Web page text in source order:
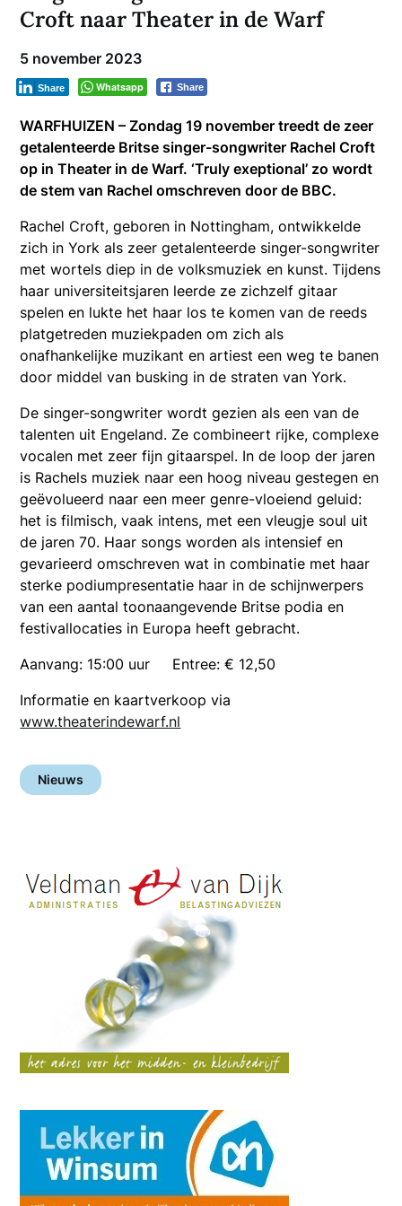
Croft naar Theater in de Warf
5 november 2023
Whatsapp Share
Share
WARFHUIZEN – Zondag 19 november treedt de zeer
getalenteerde Britse singer-songwriter Rachel Croft
op in Theater in de Warf. ‘Truly exeptional’ zo wordt
de stem van Rachel omschreven door de BBC.
Rachel Croft, geboren in Nottingham, ontwikkelde
zich in York als zeer getalenteerde singer-songwriter
met wortels diep in de volksmuziek en kunst. Tijdens
haar universiteitsjaren leerde ze zichzelf gitaar
spelen en lukte het haar los te komen van de reeds
platgetreden muziekpaden om zich als
onafhankelijke muzikant en artiest een weg te banen
door middel van busking in de straten van York.
De singer-songwriter wordt gezien als een van de
talenten uit Engeland. Ze combineert rijke, complexe
vocalen met zeer fijn gitaarspel. In de loop der jaren
is Rachels muziek naar een hoog niveau gestegen en
geëvolueerd naar een meer genre-vloeiend geluid:
het is filmisch, vaak intens, met een vleugje soul uit
de jaren 70. Haar songs worden als intensief en
gevarieerd omschreven wat in combinatie met haar
sterke podiumpresentatie haar in de schijnwerpers
van een aantal toonaangevende Britse podia en
festivallocaties in Europa heeft gebracht.
Aanvang: 15:00 uur Entree: € 12,50
Informatie en kaartverkoop via
www.theaterindewarf.nl
Nieuws